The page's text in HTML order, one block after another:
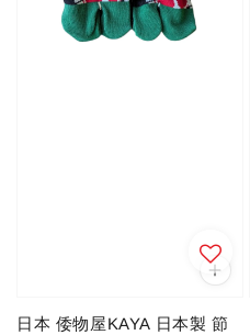
日本 倭物屋KAYA 日本製 節